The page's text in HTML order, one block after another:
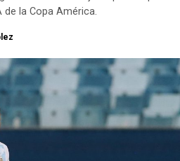
la Copa América.